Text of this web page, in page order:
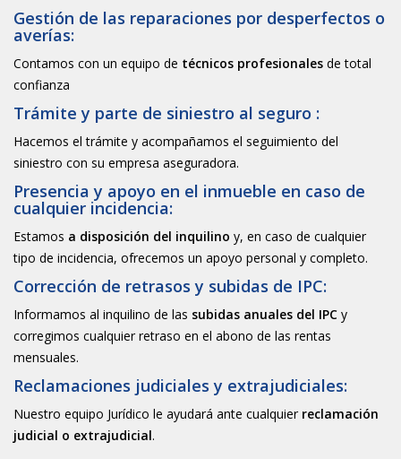
Gestión de las reparaciones por desperfectos o
averías:
Contamos con un equipo de técnicos profesionales de total
confianza
Trámite y parte de siniestro al seguro :
Hacemos el trámite y acompañamos el seguimiento del
siniestro con su empresa aseguradora.
Presencia y apoyo en el inmueble en caso de
cualquier incidencia:
Estamos a disposición del inquilino y, en caso de cualquier
tipo de incidencia, ofrecemos un apoyo personal y completo.
Corrección de retrasos y subidas de IPC:
Informamos al inquilino de las subidas anuales del IPC y
corregimos cualquier retraso en el abono de las rentas
mensuales.
Reclamaciones judiciales y extrajudiciales:
Nuestro equipo Jurídico le ayudará ante cualquier reclamación
judicial o extrajudicial.